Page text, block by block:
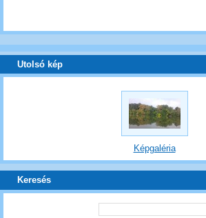
Utolsó kép
Képgaléria
Keresés